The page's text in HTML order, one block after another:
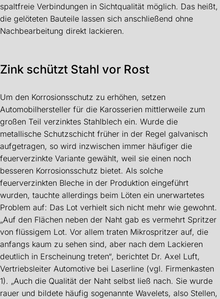
spaltfreie Verbindungen in Sichtqualität möglich. Das heißt,
die gelöteten Bauteile lassen sich anschließend ohne
Nachbearbeitung direkt lackieren.
Zink schützt Stahl vor Rost
Um den Korrosionsschutz zu erhöhen, setzen
Automobilhersteller für die Karosserien mittlerweile zum
großen Teil verzinktes Stahlblech ein. Wurde die
metallische Schutzschicht früher in der Regel galvanisch
aufgetragen, so wird inzwischen immer häufiger die
feuerverzinkte Variante gewählt, weil sie einen noch
besseren Korrosionsschutz bietet. Als solche
feuerverzinkten Bleche in der Produktion eingeführt
wurden, tauchte allerdings beim Löten ein unerwartetes
Problem auf: Das Lot verhielt sich nicht mehr wie gewohnt.
„Auf den Flächen neben der Naht gab es vermehrt Spritzer
von flüssigem Lot. Vor allem traten Mikrospritzer auf, die
anfangs kaum zu sehen sind, aber nach dem Lackieren
deutlich in Erscheinung treten“, berichtet Dr. Axel Luft,
Vertriebsleiter Automotive bei Laserline (vgl. Firmenkasten
1). „Auch die Qualität der Naht selbst ließ nach. Sie wurde
rauer und bildete häufig sogenannte Wavelets, also Stellen,